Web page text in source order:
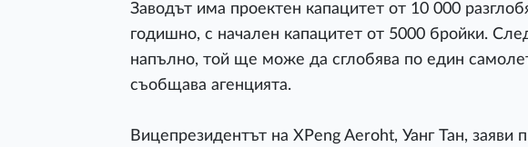
Заводът има проектен капацитет от 10 000
годишно, с начален капацитет от 5000 бройки.
напълно, той ще може да сглобява по един
съобщава агенцията.
Вицепрезидентът на XPeng Aeroht, Уанг Тан, заяви